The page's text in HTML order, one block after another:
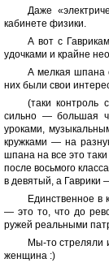
Даже
кабинете физики.
А вот с
удочками и крайне
А мелкая шпана
них были свои
(таки контроль
сильно — большая
уроками,
кружками — на
шпана на все это
после восьмого
в девятый, а Гаврики
Единственное в
— это то, что до
ружей реальными
Мы-то стреляли
женщина :)